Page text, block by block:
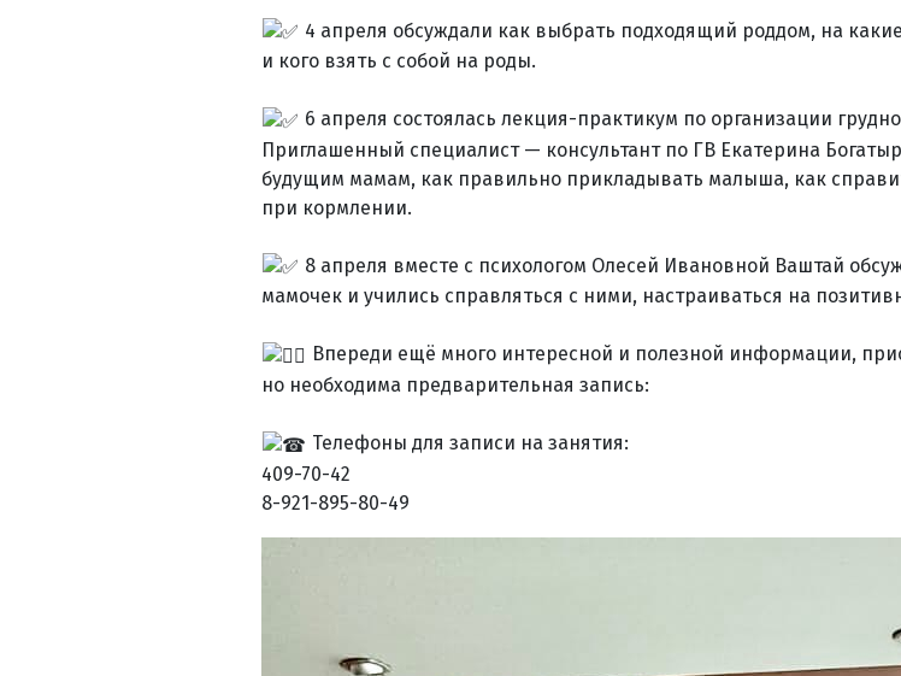
4 апреля обсуждали как выбрать подходящий роддом, на
и кого взять с собой на роды.
6 апреля состоялась лекция-практикум по организации
Приглашенный специалист — консультант по ГВ Екатерина
будущим мамам, как правильно прикладывать малыша, как
при кормлении.
8 апреля вместе с психологом Олесей Ивановной Ваштай
мамочек и учились справляться с ними, настраиваться на
Впереди ещё много интересной и полезной информации,
но необходима предварительная запись:
Телефоны для записи на занятия:
409-70-42
8-921-895-80-49